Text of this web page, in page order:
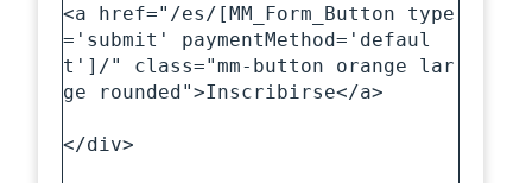
<a href="/es/[MM_Form_Button type
='submit' paymentMethod='defaul
t']/" class="mm-button orange lar
ge rounded">Inscribirse</a>
</div>